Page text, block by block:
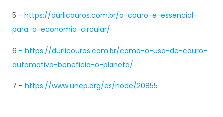
5 - https://durlicouros.com.br/o-couro-e-essencial-
para-a-economia-circular/
6 - https://durlicouros.com.br/como-o-uso-de-couro-
automotivo-beneficia-o-planeta/
7 - https://www.unep.org/es/node/20855